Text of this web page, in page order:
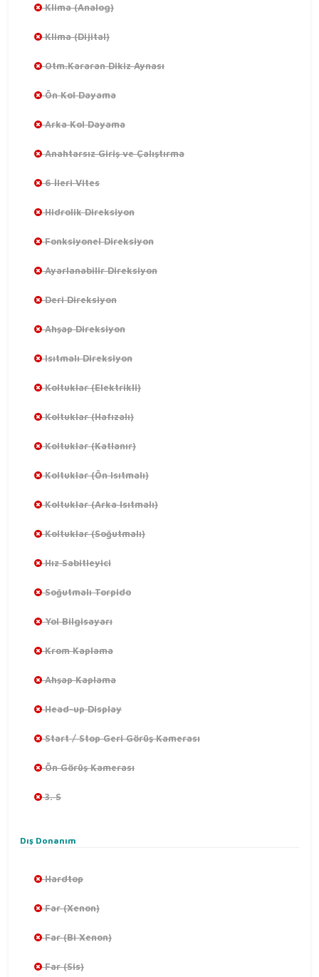
Klima (Analog)
Klima (Dijital)
Otm.Kararan Dikiz Aynası
Ön Kol Dayama
Arka Kol Dayama
Anahtarsız Giriş ve Çalıştırma
6 İleri Vites
Hidrolik Direksiyon
Fonksiyonel Direksiyon
Ayarlanabilir Direksiyon
Deri Direksiyon
Ahşap Direksiyon
Isıtmalı Direksiyon
Koltuklar (Elektrikli)
Koltuklar (Hafızalı)
Koltuklar (Katlanır)
Koltuklar (Ön Isıtmalı)
Koltuklar (Arka Isıtmalı)
Koltuklar (Soğutmalı)
Hız Sabitleyici
Soğutmalı Torpido
Yol Bilgisayarı
Krom Kaplama
Ahşap Kaplama
Head-up Display
Start / Stop Geri Görüş Kamerası
Ön Görüş Kamerası
3. S
Dış Donanım
Hardtop
Far (Xenon)
Far (Bi Xenon)
Far (Sis)